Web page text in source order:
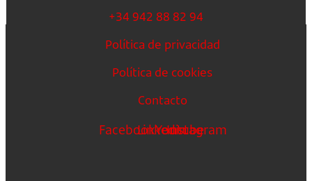
+34 942 88 82 94
Política de privacidad
Política de cookies
Contacto
FacebookLinkedin
Youtube
Instagram